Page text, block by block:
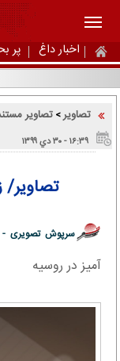
اخبار داغ پر
۱۶:۳۹ - ۳۰ دي ۱۳۹۹
تصاویر>تصاویر
تصاویر/
سرپوش تصویری -
آمیز در روسیه